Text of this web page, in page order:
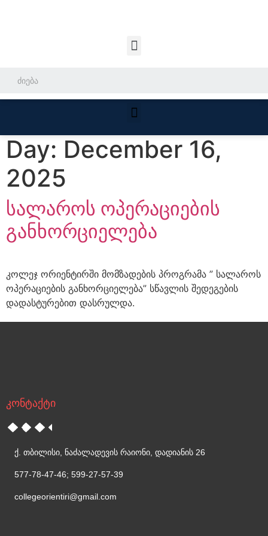
Day: December 16,
2025
სალაროს ოპერაციების
განხორციელება
კოლეჯ ორიენტირში მომზადების პროგრამა ” სალაროს
ოპერაციების განხორციელება” სწავლის შედეგების
დადასტურებით დასრულდა.
კონტაქტი
ქ. თბილისი, ნაძალადევის რაიონი, დადიანის 26
577-78-47-46; 599-27-57-39
collegeorientiri@gmail.com